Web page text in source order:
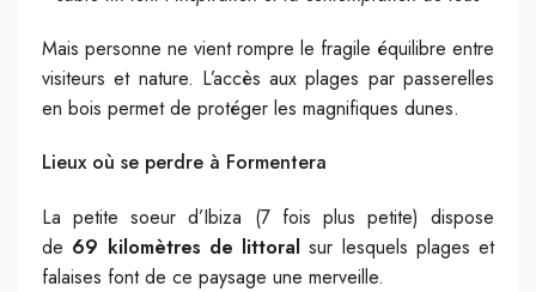
Mais personne ne vient rompre le fragile équilibre entre
visiteurs et nature. L’accès aux plages par passerelles
en bois permet de protéger les magnifiques dunes.
Lieux où se perdre à Formentera
La petite soeur d’Ibiza (7 fois plus petite) dispose
de 69 kilomètres de littoral sur lesquels plages et
falaises font de ce paysage une merveille.